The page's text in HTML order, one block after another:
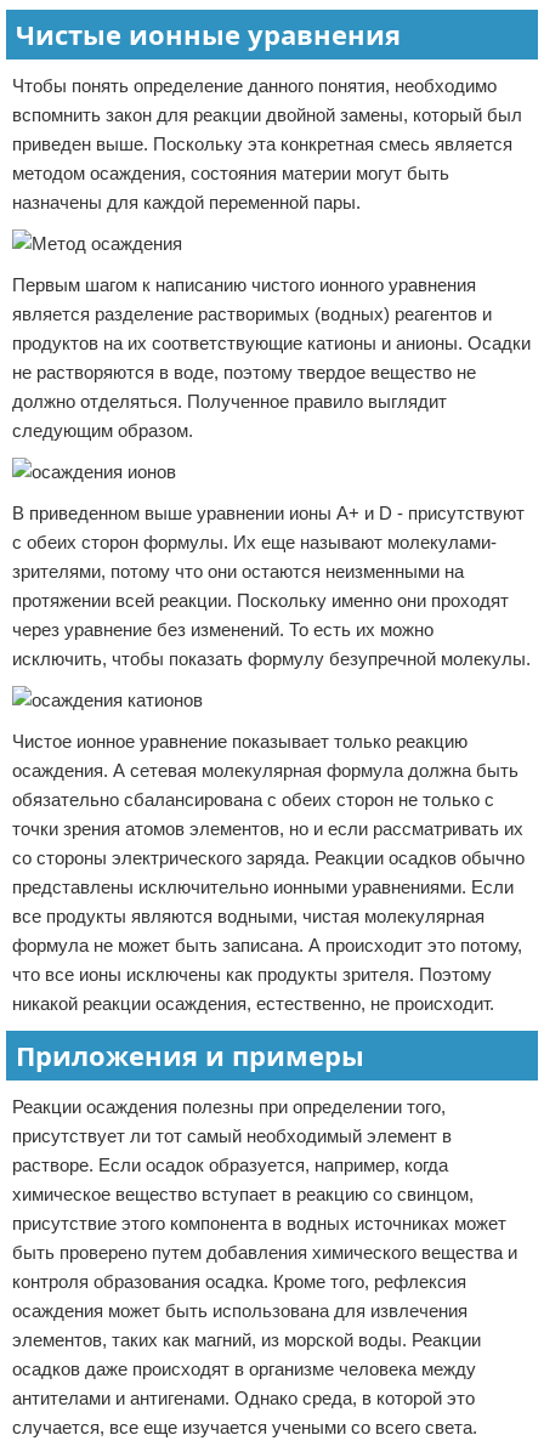
Чистые ионные уравнения
Чтобы понять определение данного понятия, необходимо
вспомнить закон для реакции двойной замены, который был
приведен выше. Поскольку эта конкретная смесь является
методом осаждения, состояния материи могут быть
назначены для каждой переменной пары.
Первым шагом к написанию чистого ионного уравнения
является разделение растворимых (водных) реагентов и
продуктов на их соответствующие катионы и анионы. Осадки
не растворяются в воде, поэтому твердое вещество не
должно отделяться. Полученное правило выглядит
следующим образом.
В приведенном выше уравнении ионы A+ и D - присутствуют
с обеих сторон формулы. Их еще называют молекулами-
зрителями, потому что они остаются неизменными на
протяжении всей реакции. Поскольку именно они проходят
через уравнение без изменений. То есть их можно
исключить, чтобы показать формулу безупречной молекулы.
Чистое ионное уравнение показывает только реакцию
осаждения. А сетевая молекулярная формула должна быть
обязательно сбалансирована с обеих сторон не только с
точки зрения атомов элементов, но и если рассматривать их
со стороны электрического заряда. Реакции осадков обычно
представлены исключительно ионными уравнениями. Если
все продукты являются водными, чистая молекулярная
формула не может быть записана. А происходит это потому,
что все ионы исключены как продукты зрителя. Поэтому
никакой реакции осаждения, естественно, не происходит.
Приложения и примеры
Реакции осаждения полезны при определении того,
присутствует ли тот самый необходимый элемент в
растворе. Если осадок образуется, например, когда
химическое вещество вступает в реакцию со свинцом,
присутствие этого компонента в водных источниках может
быть проверено путем добавления химического вещества и
контроля образования осадка. Кроме того, рефлексия
осаждения может быть использована для извлечения
элементов, таких как магний, из морской воды. Реакции
осадков даже происходят в организме человека между
антителами и антигенами. Однако среда, в которой это
случается, все еще изучается учеными со всего света.